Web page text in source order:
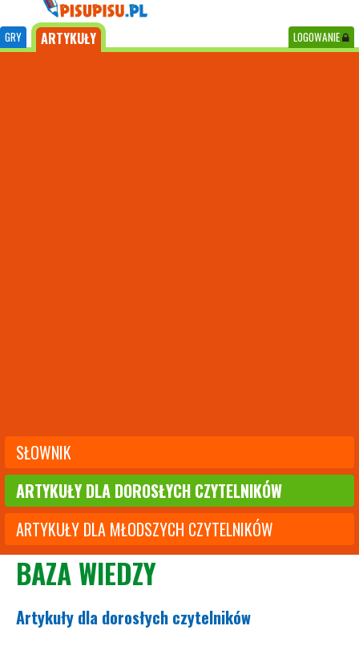
GRY ARTYKUŁY LOGOWANIE
SŁOWNIK
ARTYKUŁY DLA DOROSŁYCH CZYTELNIKÓW
ARTYKUŁY DLA MŁODSZYCH CZYTELNIKÓW
BAZA WIEDZY
Artykuły dla dorosłych czytelników